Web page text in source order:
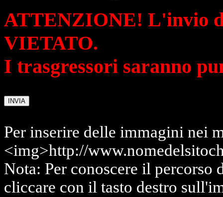
ATTENZIONE! L'invio
VIETATO.
I trasgressori saranno
Per inserire delle immagini nei
<img>http://
Nota: Per conoscere il percorso
cliccare con il tasto destro